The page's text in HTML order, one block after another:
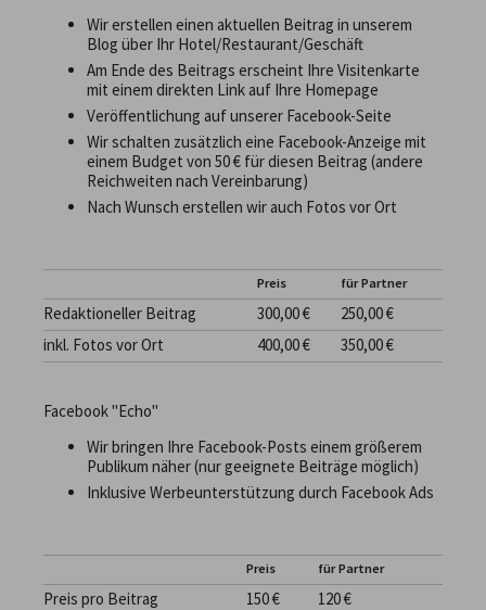
Wir erstellen einen aktuellen Beitrag in unserem
Blog über Ihr Hotel/Restaurant/Geschäft
Am Ende des Beitrags erscheint Ihre Visitenkarte
mit einem direkten Link auf Ihre Homepage
Veröffentlichung auf unserer Facebook-Seite
Wir schalten zusätzlich eine Facebook-Anzeige mit
einem Budget von 50 € für diesen Beitrag (andere
Reichweiten nach Vereinbarung)
Nach Wunsch erstellen wir auch Fotos vor Ort
Preis für Partner
Redaktioneller Beitrag 300,00 €
250,00 €
inkl. Fotos vor Ort
400,00 € 350,00 €
Facebook "Echo"
Wir bringen Ihre Facebook-Posts einem größerem
Publikum näher (nur geeignete Beiträge möglich)
Inklusive Werbeunterstützung durch Facebook Ads
Preis für Partner
Preis pro Beitrag 150 € 120 €